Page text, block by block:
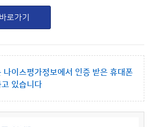
로가기
나이스평가정보에서 인증 받은 휴대폰
있습니다